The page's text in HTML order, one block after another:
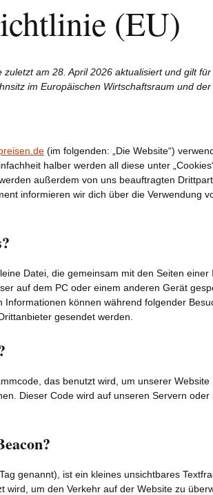
Die Route Kanada/USA
(EU)
zuletzt am 28. April 2026 aktualisiert und gilt
im Europäischen Wirtschaftsraum und der
(im folgenden: „Die Website“)
halber werden all diese unter
außerdem von uns beauftragten
informieren wir dich über die Verwendung
Datei, die gemeinsam mit den Seiten einer
auf dem PC oder einem anderen Gerät
Informationen können während folgender
gesendet werden.
das benutzt wird, um unserer Website
Dieser Code wird auf unseren Servern oder
genannt), ist ein kleines unsichtbares
wird, um den Verkehr auf der Website zu